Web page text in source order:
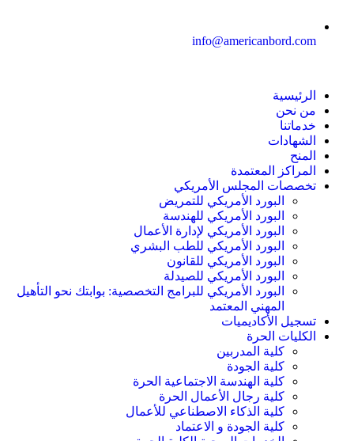
info@americanbord.com
الرئيسية
من نحن
خدماتنا
الشهادات
المنح
المراكز المعتمدة
تخصصات المجلس الأمريكي
البورد الأمريكي للتمريض
البورد الأمريكي للهندسة
البورد الأمريكي لإدارة الأعمال
البورد الأمريكي للطب البشري
البورد الأمريكي للقانون
البورد الأمريكي للصيدلة
البورد الأمريكي للبرامج التخصصية: بوابتك نحو التأهيل
المهني المعتمد
تسجيل الأكاديميات
الكليات الحرة
كلية المدربين
كلية الجودة
كلية الهندسة الاجتماعية الحرة
كلية رجال الأعمال الحرة
كلية الذكاء الاصطناعي للأعمال
كلية الجودة و الاعتماد